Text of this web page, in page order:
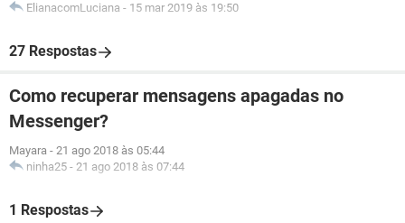
ElianacomLuciana - 15 mar 2019 às 19:50
27 Respostas
Como recuperar mensagens apagadas no
Messenger?
Mayara - 21 ago 2018 às 05:44
ninha25 - 21 ago 2018 às 07:44
1 Respostas